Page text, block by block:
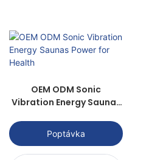
OEM ODM Sonic
Vibration Energy Saunas
Poptávka